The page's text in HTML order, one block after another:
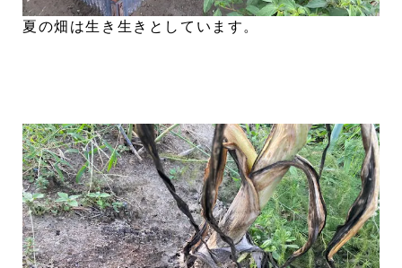
夏の畑は生き生きとしています。